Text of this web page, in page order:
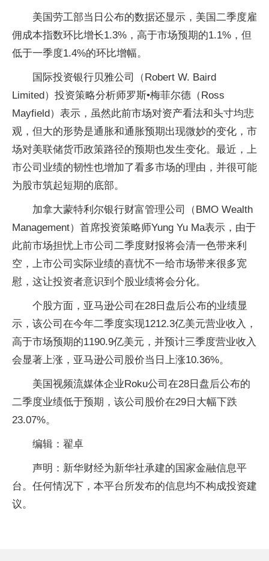
美国劳工部当日公布的数据还显示，美国二季度雇
佣成本指数环比增长1.3%，高于市场预期的1.1%，但
低于一季度1.4%的环比增幅。
国际投资银行贝雅公司（Robert W. Baird
Limited）投资策略分析师罗斯•梅菲尔德（Ross
Mayfield）表示，虽然此前市场对资产看法和头寸均悲
观，但大的形势是通胀和通胀预期出现微妙的变化，市
场对美联储货币政策路径的预期也发生变化。最近，上
市公司业绩的韧性也增加了看多市场的理由，并很可能
为股市筑起短期的底部。
加拿大蒙特利尔银行财富管理公司（BMO Wealth
Management）首席投资策略师Yung Yu Ma表示，由于
此前市场担忧上市公司二季度财报将会清一色带来利
空，上市公司实际业绩的喜忧不一给市场带来很多宽
慰，这让投资者意识到个股业绩将会分化。
个股方面，亚马逊公司在28日盘后公布的业绩显
示，该公司在今年二季度实现1212.3亿美元营业收入，
高于市场预期的1190.9亿美元，并预计三季度营业收入
会显著上涨，亚马逊公司股价当日上涨10.36%。
美国视频流媒体企业Roku公司在28日盘后公布的
二季度业绩低于预期，该公司股价在29日大幅下跌
23.07%。
编辑：翟卓
声明：新华财经为新华社承建的国家金融信息平
台。任何情况下，本平台所发布的信息均不构成投资建
议。